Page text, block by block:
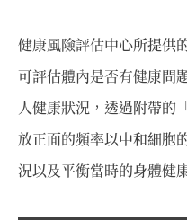
健康風險評估中心所提供
可評估體內是否有健康問
人健康狀況，透過附帶的
放正面的頻率以中和細胞
況以及平衡當時的身體健